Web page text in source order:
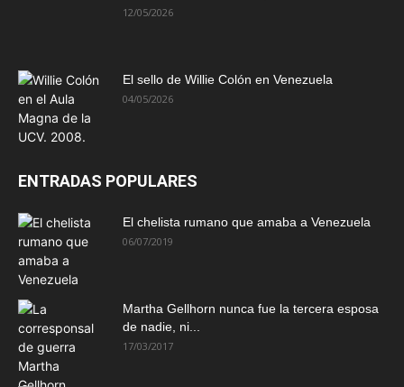
12/05/2026
El sello de Willie Colón en Venezuela
04/05/2026
ENTRADAS POPULARES
El chelista rumano que amaba a Venezuela
06/07/2019
Martha Gellhorn nunca fue la tercera esposa
de nadie, ni...
17/03/2017